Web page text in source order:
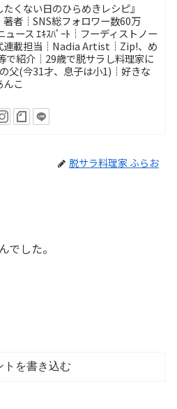
たくない日のひらめきレシピ』
著者┊SNS総フォロワー数60万
ュース ｴｷｽﾊﾟｰﾄ┊フーディストノー
連載担当┊Nadia Artist┊Zip!、め
で紹介┊29歳で脱サラし料理家に
父(今31才、息子は小1)┊好きな
んこ
脱サラ料理家 ふらお
でした。
トを書き込む